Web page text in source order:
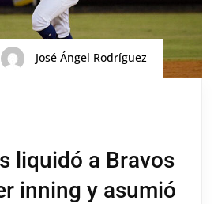
José Ángel Rodríguez
liquidó a Bravos
inning y asumió